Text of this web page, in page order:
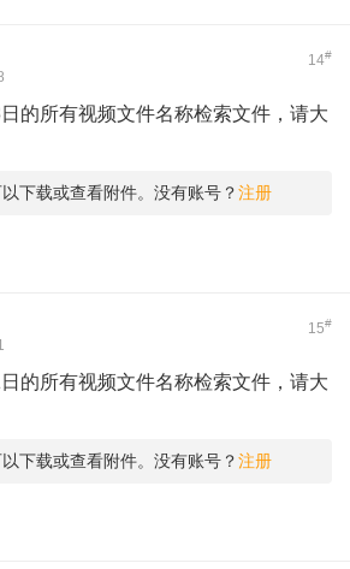
14#
的所有视频文件名称检索文件，请大
下载或查看附件。没有账号？注册
15#
的所有视频文件名称检索文件，请大
下载或查看附件。没有账号？注册